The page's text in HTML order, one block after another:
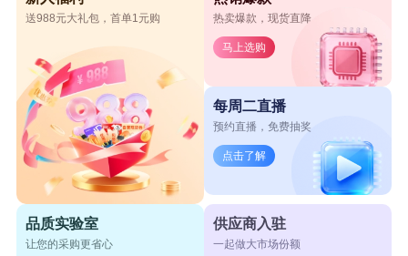
送988元大礼包，首单1元购 热卖爆款，现货直降
马上选购
每周二直播
预约直播，免费抽奖
点击了解
品质实验室
让您的采购更省心
供应商入驻
一起做大市场份额